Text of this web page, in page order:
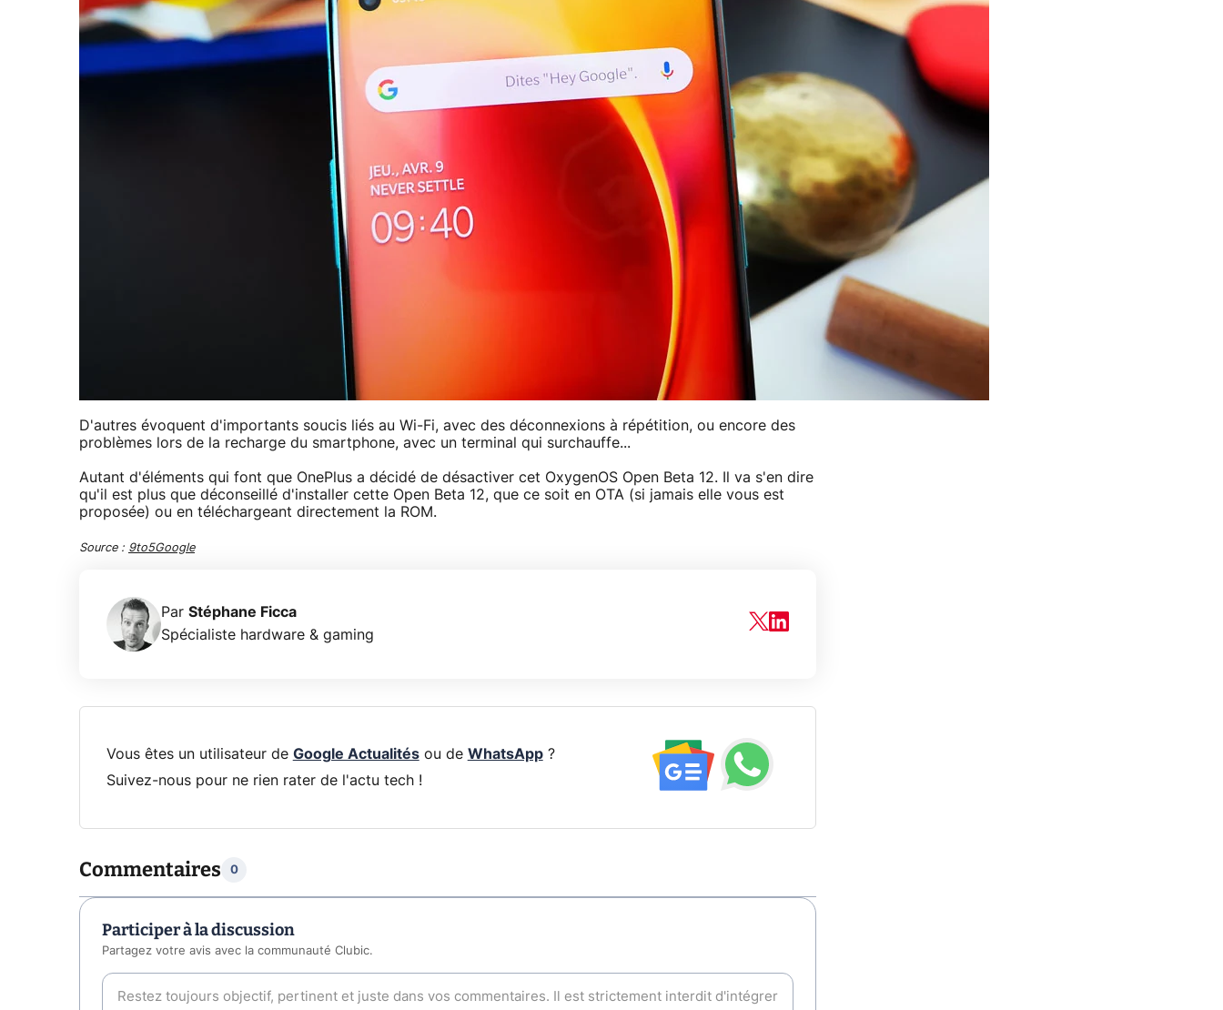
D'autres évoquent d'importants soucis liés au Wi-Fi, avec des déconnexions à répétition, ou encore des
problèmes lors de la recharge du smartphone, avec un terminal qui surchauffe...
Autant d'éléments qui font que OnePlus a décidé de désactiver cet OxygenOS Open Beta 12. Il va s'en dire
qu'il est plus que déconseillé d'installer cette Open Beta 12, que ce soit en OTA (si jamais elle vous est
proposée) ou en téléchargeant directement la ROM.
Source : 9to5Google
Par Stéphane Ficca
Spécialiste hardware & gaming
Vous êtes un utilisateur de Google Actualitésou de WhatsApp?
Suivez-nous pour ne rien rater de l'actu tech !
Commentaires 0
Participer à la discussion
Partagez votre avis avec la communauté Clubic.